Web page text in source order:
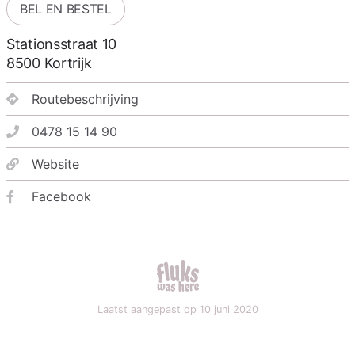
BEL EN BESTEL
Stationsstraat 10
8500 Kortrijk
Routebeschrijving
0478 15 14 90
Website
Facebook
fluks was here
Laatst aangepast op 10 juni 2020